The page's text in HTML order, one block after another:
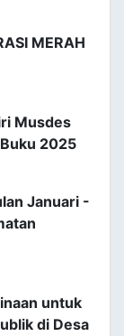
MERAH
Musdes
2025
Januari -
untuk
di Desa